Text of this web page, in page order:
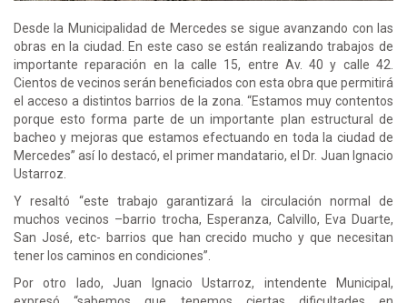
Desde la Municipalidad de Mercedes se sigue avanzando con las
obras en la ciudad. En este caso se están realizando trabajos de
importante reparación en la calle 15, entre Av. 40 y calle 42.
Cientos de vecinos serán beneficiados con esta obra que permitirá
el acceso a distintos barrios de la zona. “Estamos muy contentos
porque esto forma parte de un importante plan estructural de
bacheo y mejoras que estamos efectuando en toda la ciudad de
Mercedes” así lo destacó, el primer mandatario, el Dr. Juan Ignacio
Ustarroz.
Y resaltó “este trabajo garantizará la circulación normal de
muchos vecinos –barrio trocha, Esperanza, Calvillo, Eva Duarte,
San José, etc- barrios que han crecido mucho y que necesitan
tener los caminos en condiciones”.
Por otro lado, Juan Ignacio Ustarroz, intendente Municipal,